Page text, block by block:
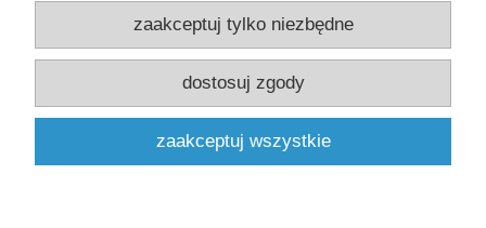
Pomoc
Moje konto
Informacje
zaakceptuj tylko niezbędne
dostosuj zgody
zaakceptuj wszystkie